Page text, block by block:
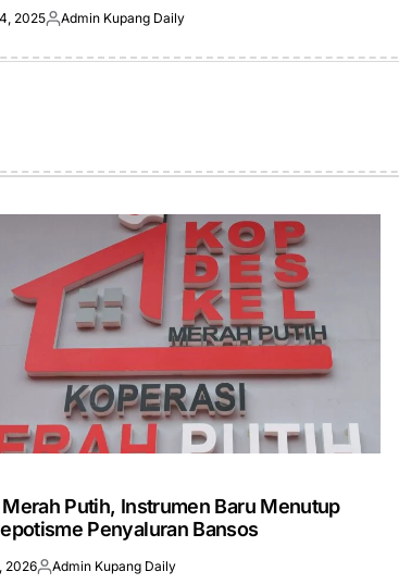
2025Posted
Admin Kupang Daily
Putih, Instrumen Baru Menutup
Penyaluran Bansos
2026Posted
Admin Kupang Daily